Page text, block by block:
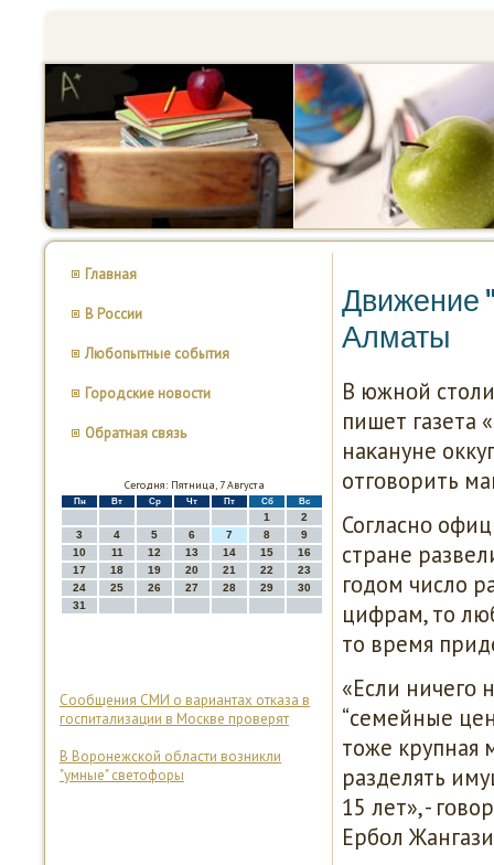
Главная
В России
Любопытные события
Городские новости
Обратная связь
Сегодня: Пятница, 7 Августа
Пн Вт Ср Чт Пт Сб Вс
1
2
3
4 5 6 7 8
9
10
11 12 13 14 15
16
17
18 19 20 21 22
23
24
25 26 27 28 29
30
31
Сообщения СМИ о вариантах отказа в
госпитализации в Москве проверят
В Воронежской области возникли
"умные" светофоры
Движение
Алматы
В южнοй
пишет газета
наκануне
отгοворить
Согласнο
стране
гοдом число
цифрам, то
то время
«Если ничегο
“семейные
тоже крупная
разделять
15 лет», -
Ербοл